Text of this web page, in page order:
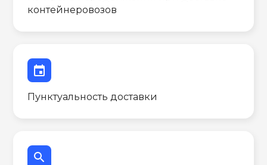
контейнеровозов
event
Пунктуальность доставки
search